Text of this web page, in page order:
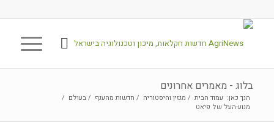
בלוג - מאמרים אחרונים
הנך כאן: עמוד הבית / מגזין והיסטוריה / חדשות מהענף / בעולם /
מנוע-העל של פיאט